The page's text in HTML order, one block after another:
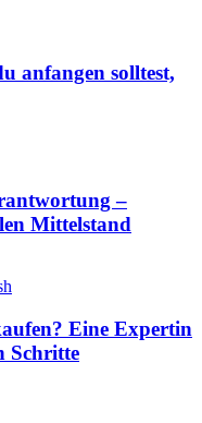
anfangen solltest,
–
Mittelstand
Eine Expertin
Schritte